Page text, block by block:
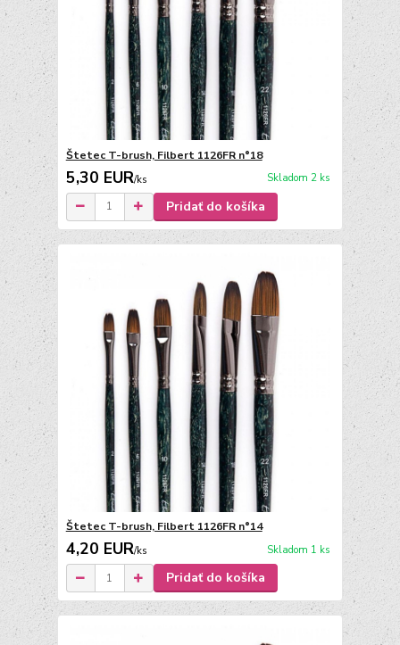
Štetec T-brush, Filbert 1126FR n°18
5,30 EUR/ks Skladom 2 ks
Pridať do košíka
Štetec T-brush, Filbert 1126FR n°14
4,20 EUR/ks Skladom 1 ks
Pridať do košíka